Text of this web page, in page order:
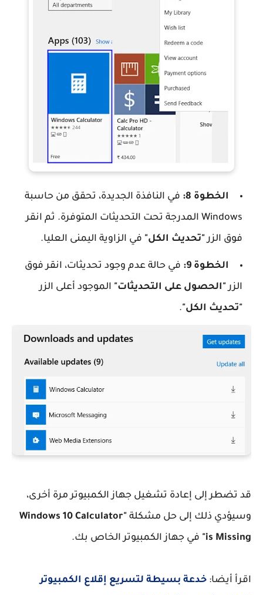
الخطوة 8:
في النافذة الجديدة، تحقق من حاسبة
Windows المدرجة تحت التحديثات المتوفرة. ثم انقر
فوق الزر"تحديث الكل" في الزاوية اليمنى العليا.
الخطوة 9:
في حالة عدم وجود تحديثات، انقر فوق
الزر"الحصول على التحديثات" الموجود أعلى الزر
"تحديث الكل".
قد تضطر إلى إعادة تشغيل جهاز الكمبيوتر مرة أخرى،
وسيؤدي ذلك إلى حل مشكلة "Windows 10 Calculator
is Missing"
في جهاز الكمبيوتر الخاص بك.
اقرأ أيضا: خدعة بسيطة لتسريع إقلاع الكمبيوتر